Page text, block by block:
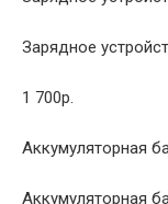
Зарядное
1 700р.
Аккумуляторная
Аккумуляторная